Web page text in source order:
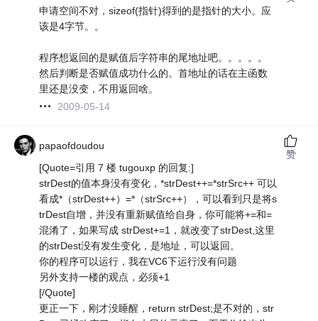
申请空间不对，sizeof(指针)得到的是指针的大小。应
该是4字节。。
程序想返回的是赋值后字符串的尾地址吧。。。。。
然后判断是否赋值成功什么的。首地址的话在主函数
里还是没变，不用返回啥。
2009-05-14
papaofdoudou
[Quote=引用 7 楼 tugouxp 的回复:]
strDest的值本身没有变化，*strDest++=*strSrc++ 可以
看成*（strDest++）=*（strSrc++），可以看到只是将s
trDest自增，并没有重新赋值给自身，你可能将+=和=
混淆了，如果写成 strDest+=1，就改变了strDest,这里
的strDest没有发生变化，是地址，可以返回。
你的程序可以运行，我在VC6下运行没有问题
另外支持一楼的观点，必须+1
[/Quote]
更正一下，刚才没睡醒，return strDest;是不对的，str
赞